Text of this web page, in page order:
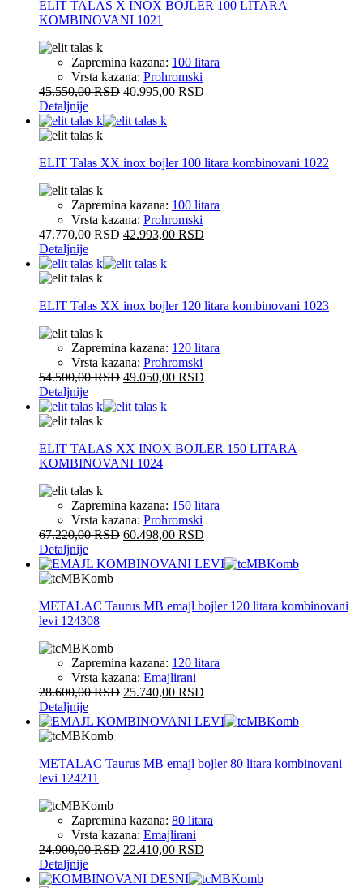
ELIT TALAS X INOX BOJLER 100 LITARA
KOMBINOVANI 1021
Zapremina kazana: 100 litara
Vrsta kazana: Prohromski
45.550,00RSD 40.995,00 RSD
Detaljnije
ELIT Talas XX inox bojler 100 litara kombinovani 1022
Zapremina kazana: 100 litara
Vrsta kazana: Prohromski
47.770,00RSD 42.993,00 RSD
Detaljnije
ELIT Talas XX inox bojler 120 litara kombinovani 1023
Zapremina kazana: 120 litara
Vrsta kazana: Prohromski
54.500,00RSD 49.050,00 RSD
Detaljnije
ELIT TALAS XX INOX BOJLER 150 LITARA
KOMBINOVANI 1024
Zapremina kazana: 150 litara
Vrsta kazana: Prohromski
67.220,00RSD 60.498,00 RSD
Detaljnije
METALAC Taurus MB emajl bojler 120 litara kombinovani
levi 124308
Zapremina kazana: 120 litara
Vrsta kazana: Emajlirani
28.600,00RSD 25.740,00 RSD
Detaljnije
METALAC Taurus MB emajl bojler 80 litara kombinovani
levi 124211
Zapremina kazana: 80 litara
Vrsta kazana: Emajlirani
24.900,00RSD 22.410,00 RSD
Detaljnije